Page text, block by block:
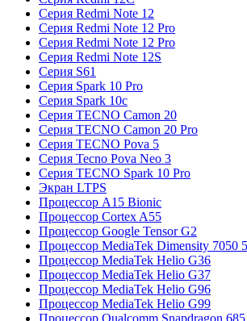
Серия Redmi Note 12
Серия Redmi Note 12 Pro
Серия Redmi Note 12 Pro
Серия Redmi Note 12S
Серия S61
Серия Spark 10 Pro
Серия Spark 10c
Серия TECNO Camon 20
Серия TECNO Camon 20 Pro
Серия TECNO Pova 5
Серия Tecno Pova Neo 3
Серия TECNO Spark 10 Pro
Экран LTPS
Процессор A15 Bionic
Процессор Cortex A55
Процессор Google Tensor G2
Процессор MediaTek Dimensity 7050
Процессор MediaTek Helio G36
Процессор MediaTek Helio G37
Процессор MediaTek Helio G96
Процессор MediaTek Helio G99
Процессор Qualcomm Snapdragon 685